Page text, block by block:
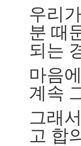
우리
분 때
되는
마음
계속
그래
고 합